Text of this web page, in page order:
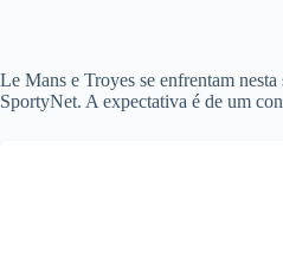
Le Mans e Troyes se enfrentam
SportyNet. A expectativa é de um